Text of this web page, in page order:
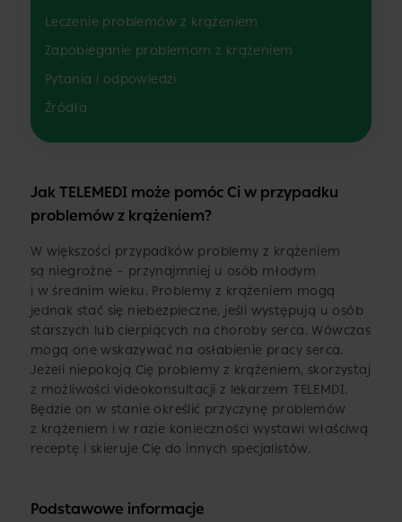
Leczenie problemów z krążeniem
Zapobieganie problemom z krążeniem
Pytania i odpowiedzi
Źródła
Jak TELEMEDI może pomóc Ci w przypadku
problemów z krążeniem?
W większości przypadków problemy z krążeniem
są niegroźne – przynajmniej u osób młodym
i w średnim wieku. Problemy z krążeniem mogą
jednak stać się niebezpieczne, jeśli występują u osób
starszych lub cierpiących na choroby serca. Wówczas
mogą one wskazywać na osłabienie pracy serca.
Jeżeli niepokoją Cię problemy z krążeniem, skorzystaj
z możliwości videokonsultacji z lekarzem TELEMDI.
Będzie on w stanie określić przyczynę problemów
z krążeniem i w razie konieczności wystawi właściwą
receptę i skieruje Cię do innych specjalistów.
Podstawowe informacje